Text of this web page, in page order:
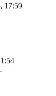
17:59